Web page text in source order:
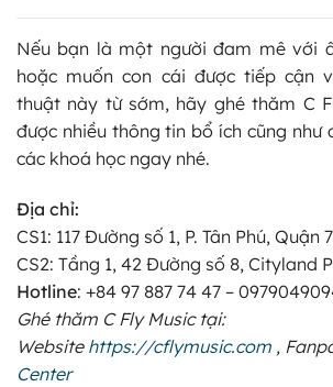
Nếu bạn là một người đam mê với
hoặc muốn con cái được tiếp cận
thuật này từ sớm, hãy ghé thăm C
được nhiều thông tin bổ ích cũng như
các khoá học ngay nhé.
Địa chỉ:
CS1: 117 Đường số 1, P. Tân Phú, Quận 7
CS2: Tầng 1, 42 Đường số 8, Cityland
Hotline: +84 97 887 74 47 –
Ghé thăm C Fly Music tại:
Website https://cflymusic.com ,
Center